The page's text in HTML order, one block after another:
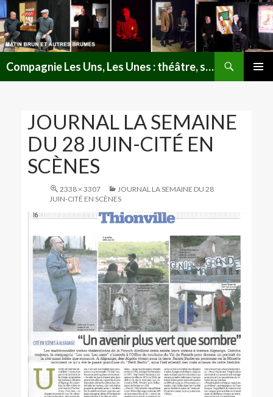
Compagnie Les Uns, Les Unes : théâtre, spectacles, lectures publiques en Lorraine
JOURNAL LA SEMAINE
DU 28 JUIN-CITÉ EN
SCÈNES
2338 × 3307
JOURNAL LA SEMAINE DU 28
JUIN-CITÉ EN SCÈNES